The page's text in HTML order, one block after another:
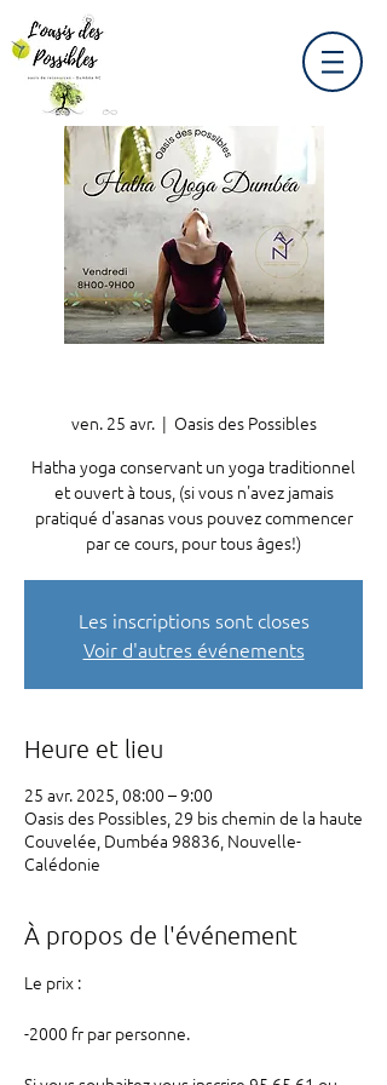
ven. 25 avr.
  |
Oasis des Possibles
Hatha yoga conservant un yoga traditionnel
et ouvert à tous, (si vous n'avez jamais
pratiqué d'asanas vous pouvez commencer
par ce cours, pour tous âges!)
Les inscriptions sont closes
Voir d'autres événements
Heure et lieu
25 avr. 2025, 08:00 – 9:00
Oasis des Possibles, 29 bis chemin de la haute
Couvelée, Dumbéa 98836, Nouvelle-
Calédonie
À propos de l'événement
Le prix :
-2000 fr par personne.